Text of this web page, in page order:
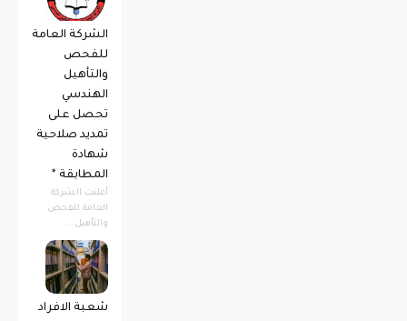
الشركة العامة
للفحص
والتأهيل
الهندسي
تحصل على
تمديد صلاحية
شهادة
المطابقة *
أعلنت الشركة
العامة للفحص
والتأهيل...
شعبة الافراد